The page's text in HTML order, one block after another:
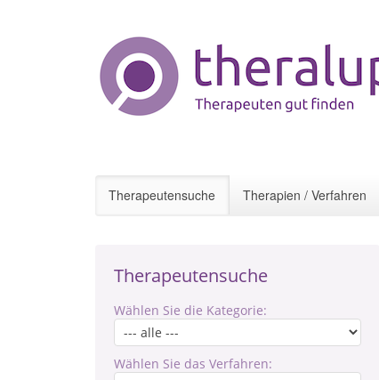
Therapeutensuche Therapien / Verfahren
Therapeutensuche
Wählen Sie die Kategorie:
Wählen Sie das Verfahren: